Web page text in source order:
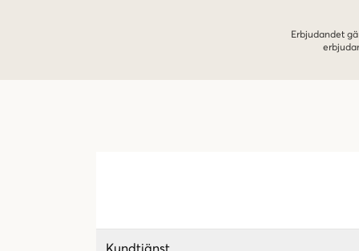
Erbjudandet
Kundtjänst